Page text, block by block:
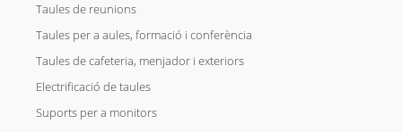
Taules de reunions
Taules per a aules, formació i conferència
Taules de cafeteria, menjador i exteriors
Electrificació de taules
Suports per a monitors